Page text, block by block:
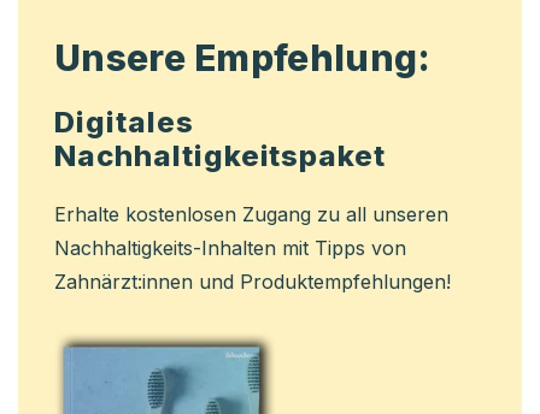
Unsere Empfehlung:
Digitales
Nachhaltigkeitspaket
Erhalte kostenlosen Zugang zu all unseren
Nachhaltigkeits-Inhalten mit Tipps von
Zahnärzt:innen und Produktempfehlungen!